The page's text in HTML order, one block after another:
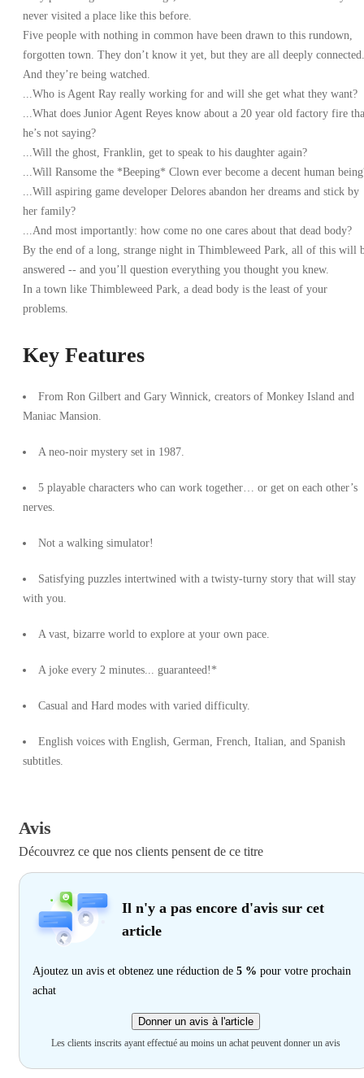
never visited a place like this before.
Five people with nothing in common have been drawn to this rundown,
forgotten town. They don’t know it yet, but they are all deeply connected.
And they’re being watched.
...Who is Agent Ray really working for and will she get what they want?
...What does Junior Agent Reyes know about a 20 year old factory fire
he’s not saying?
...Will the ghost, Franklin, get to speak to his daughter again?
...Will Ransome the *Beeping* Clown ever become a decent human
...Will aspiring game developer Delores abandon her dreams and stick by
her family?
...And most importantly: how come no one cares about that dead body?
By the end of a long, strange night in Thimbleweed Park, all of this will
answered -- and you’ll question everything you thought you knew.
In a town like Thimbleweed Park, a dead body is the least of your
problems.
Key Features
From Ron Gilbert and Gary Winnick, creators of Monkey Island and
Maniac Mansion.
A neo-noir mystery set in 1987.
5 playable characters who can work together… or get on each other’s
nerves.
Not a walking simulator!
Satisfying puzzles intertwined with a twisty-turny story that will stay
with you.
A vast, bizarre world to explore at your own pace.
A joke every 2 minutes... guaranteed!*
Casual and Hard modes with varied difficulty.
English voices with English, German, French, Italian, and Spanish
subtitles.
Avis
Découvrez ce que nos clients pensent de ce titre
Il n'y a pas encore d'avis sur cet
article
Ajoutez un avis et obtenez une réduction de 5 % pour votre prochain
achat
Donner un avis à l'article
Les clients inscrits ayant effectué au moins un achat peuvent donner un avis